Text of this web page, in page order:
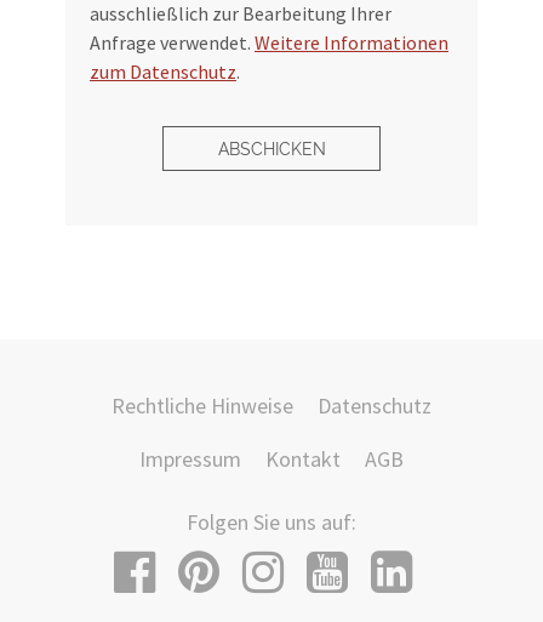
ausschließlich zur Bearbeitung Ihrer
Anfrage verwendet. Weitere Informationen
zum Datenschutz.
ABSCHICKEN
Rechtliche Hinweise
Datenschutz
Impressum
Kontakt AGB
Folgen Sie uns auf: